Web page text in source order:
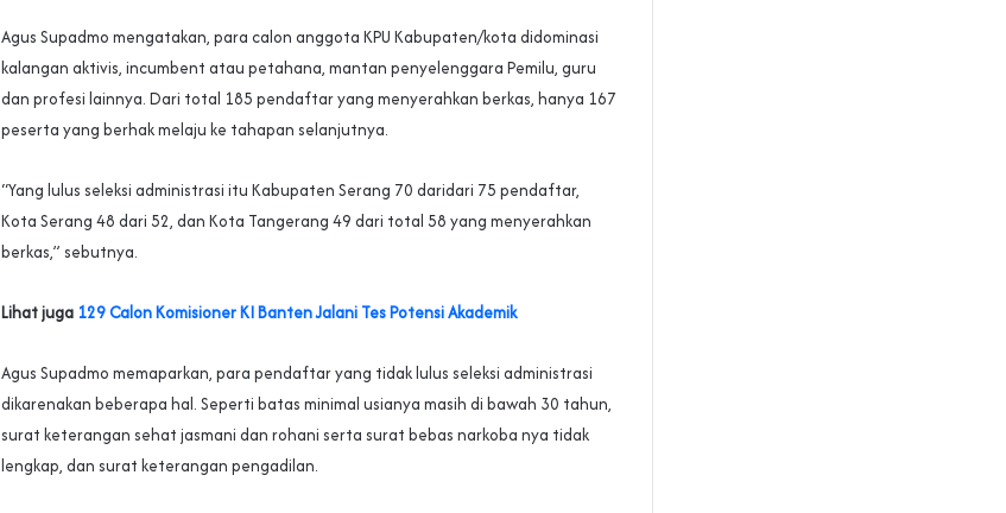
Agus Supadmo mengatakan, para calon anggota KPU Kabupaten/kota didominasi
kalangan aktivis, incumbent atau petahana, mantan penyelenggara Pemilu, guru
dan profesi lainnya. Dari total 185 pendaftar yang menyerahkan berkas, hanya 167
peserta yang berhak melaju ke tahapan selanjutnya.
“Yang lulus seleksi administrasi itu Kabupaten Serang 70 daridari 75 pendaftar,
Kota Serang 48 dari 52, dan Kota Tangerang 49 dari total 58 yang menyerahkan
berkas,” sebutnya.
Lihat juga 129 Calon Komisioner KI Banten Jalani Tes Potensi Akademik
Agus Supadmo memaparkan, para pendaftar yang tidak lulus seleksi administrasi
dikarenakan beberapa hal. Seperti batas minimal usianya masih di bawah 30 tahun,
surat keterangan sehat jasmani dan rohani serta surat bebas narkoba nya tidak
lengkap, dan surat keterangan pengadilan.